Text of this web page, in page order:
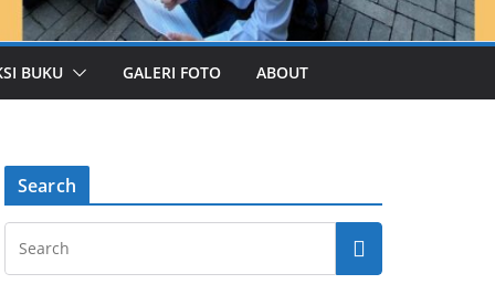
BUKU GALERI FOTO ABOUT
Search